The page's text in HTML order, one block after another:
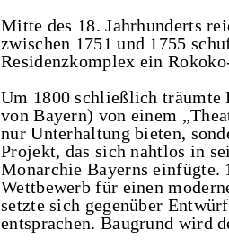
Mitte des 18. Jahrhunderts
zwischen 1751 und 1755
Residenzkomplex ein
Um 1800 schließlich
von Bayern) von einem
nur Unterhaltung bieten,
Projekt, das sich nahtlos in
Monarchie Bayerns einfügte.
Wettbewerb für einen
setzte sich gegenüber
entsprachen. Baugrund wird